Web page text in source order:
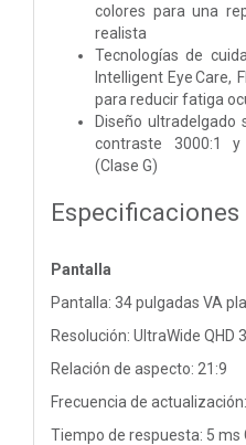
colores para una
realista
Tecnologías de
Intelligent Eye Care,
para reducir fatiga
Diseño ultradelgado
contraste 3000:1
(Clase G)
Especificaciones
Pantalla
Pantalla: 34 pulgadas VA
Resolución: UltraWide QHD
Relación de aspecto: 21:9
Frecuencia de
Tiempo de respuesta: 5 ms